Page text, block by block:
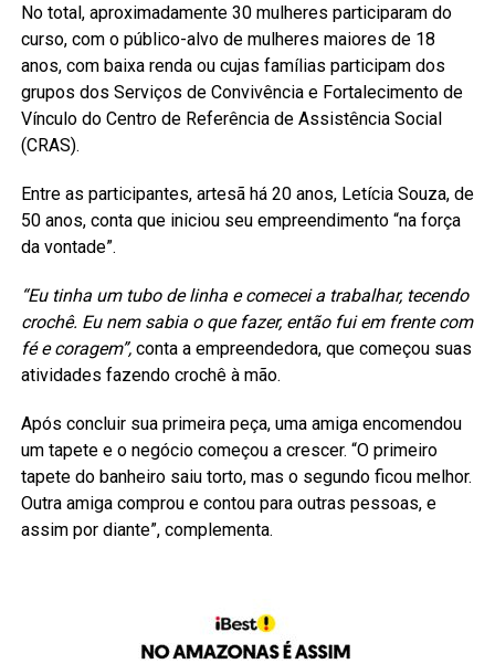
No total, aproximadamente 30 mulheres participaram do
curso, com o público-alvo de mulheres maiores de 18
anos, com baixa renda ou cujas famílias participam dos
grupos dos Serviços de Convivência e Fortalecimento de
Vínculo do Centro de Referência de Assistência Social
(CRAS).
Entre as participantes, artesã há 20 anos, Letícia Souza, de
50 anos, conta que iniciou seu empreendimento “na força
da vontade”.
“Eu tinha um tubo de linha e comecei a trabalhar, tecendo
crochê. Eu nem sabia o que fazer, então fui em frente com
fé e coragem”,conta a empreendedora, que começou suas
atividades fazendo crochê à mão.
Após concluir sua primeira peça, uma amiga encomendou
um tapete e o negócio começou a crescer. “O primeiro
tapete do banheiro saiu torto, mas o segundo ficou melhor.
Outra amiga comprou e contou para outras pessoas, e
assim por diante”, complementa.